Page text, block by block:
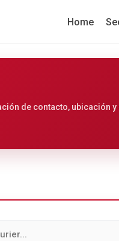
Home
de contacto, ubicación y